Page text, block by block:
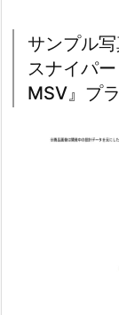
サンプル
スナイパ
MSV』プ